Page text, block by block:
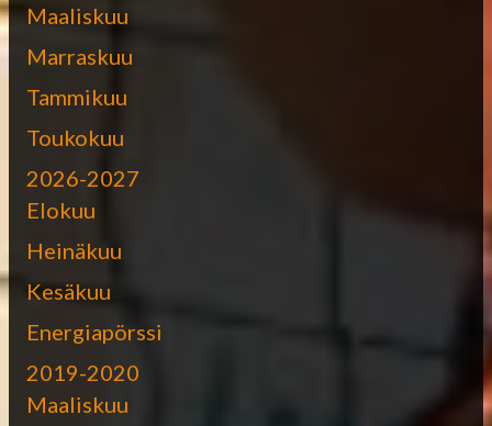
Maaliskuu
Marraskuu
Tammikuu
Toukokuu
2026-2027
Elokuu
Heinäkuu
Kesäkuu
Energiapörssi
2019-2020
Maaliskuu